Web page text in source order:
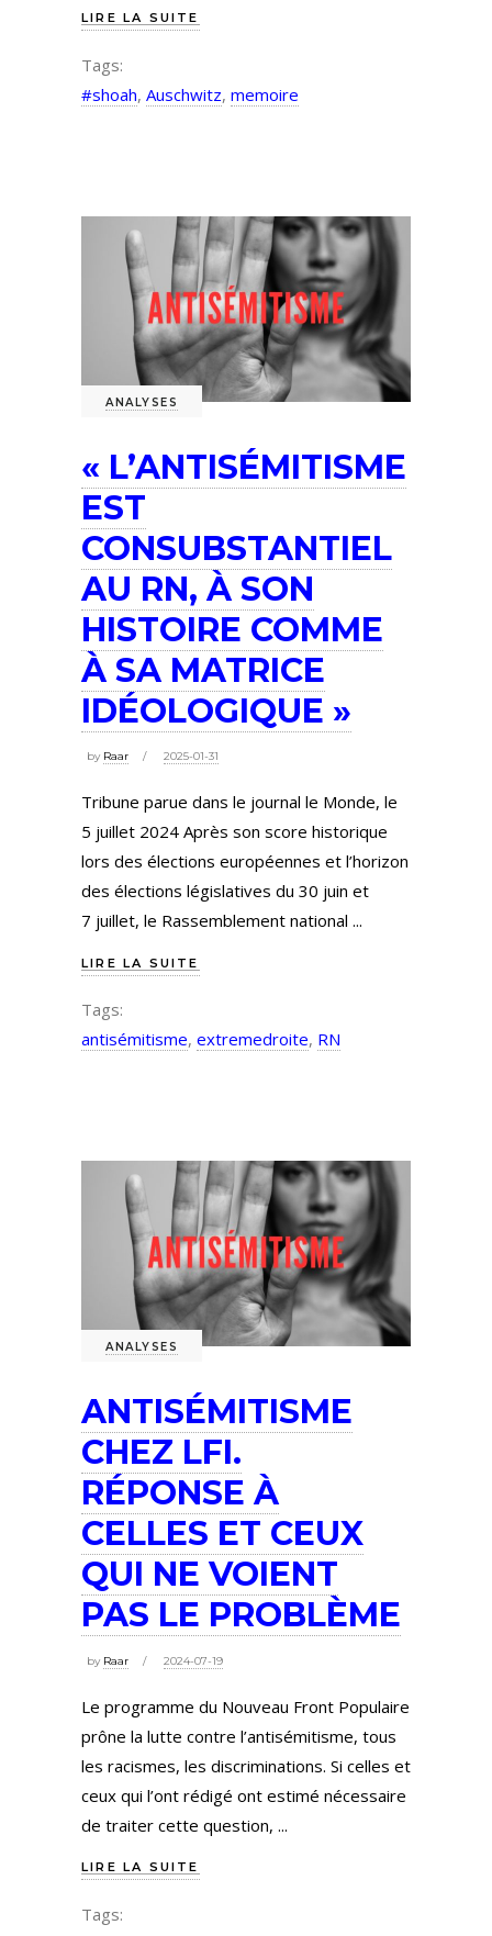
LIRE LA SUITE
Tags:
#shoah, Auschwitz, memoire
ANALYSES
« L’ANTISÉMITISME
EST
CONSUBSTANTIEL
AU RN, À SON
HISTOIRE COMME
À SA MATRICE
IDÉOLOGIQUE »
by Raar 2025-01-31
Tribune parue dans le journal le Monde, le
5 juillet 2024 Après son score historique
lors des élections européennes et l’horizon
des élections législatives du 30 juin et
7 juillet, le Rassemblement national
LIRE LA SUITE
Tags:
antisémitisme, extremedroite, RN
ANALYSES
ANTISÉMITISME
CHEZ LFI.
RÉPONSE À
CELLES ET CEUX
QUI NE VOIENT
PAS LE PROBLÈME
by Raar 2024-07-19
Le programme du Nouveau Front Populaire
prône la lutte contre l’antisémitisme, tous
les racismes, les discriminations. Si celles et
ceux qui l’ont rédigé ont estimé nécessaire
de traiter cette question,
LIRE LA SUITE
Tags: